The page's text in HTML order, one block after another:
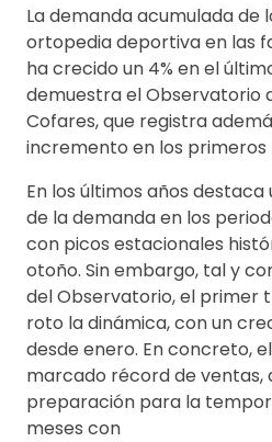
La demanda acumulada de
ortopedia deportiva en las
ha crecido un 4% en el
demuestra el Observatorio
Cofares, que registra
incremento en los primeros
En los últimos años
de la demanda en los
con picos estacionales
otoño. Sin embargo, tal y
del Observatorio, el primer
roto la dinámica, con un
desde enero. En concreto,
marcado récord de ventas,
preparación para la
meses con